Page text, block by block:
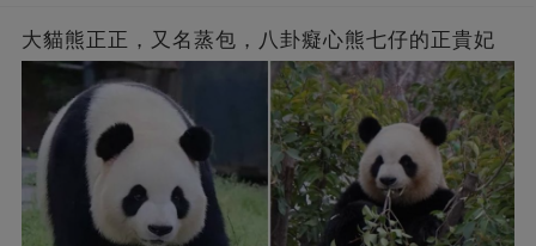
大貓熊正正，又名蒸包，八卦癡心熊七仔的正貴妃